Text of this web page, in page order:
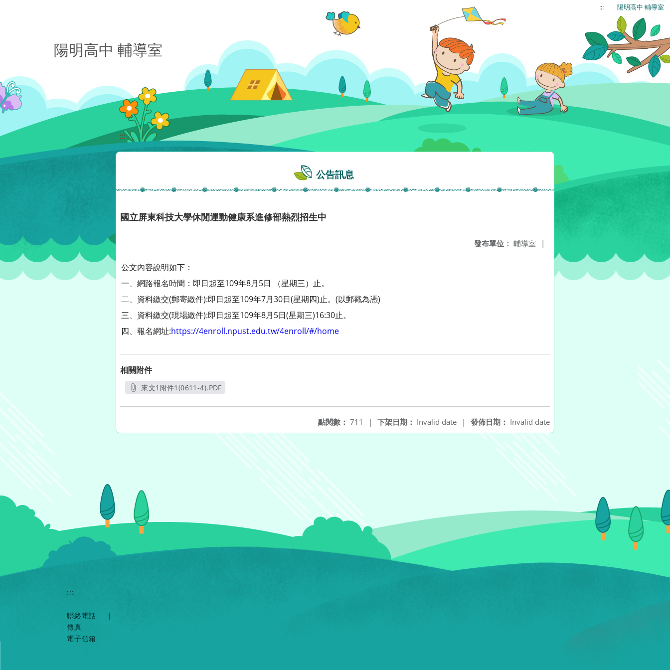
::: 陽明高中 輔導室
陽明高中 輔導室
:::
公告訊息
國立屏東科技大學休閒運動健康系進修部熱烈招生中
發布單位： 輔導室 |
公文內容說明如下：
一、網路報名時間：即日起至109年8月5日 （星期三）止。
二、資料繳交(郵寄繳件):即日起至109年7月30日(星期四)止。(以郵戳為憑)
三、資料繳交(現場繳件):即日起至109年8月5日(星期三)16:30止。
四、報名網址:https://4enroll.npust.edu.tw/4enroll/#/home
相關附件
來文1附件1(0611-4).PDF
發佈日期： Invalid date
下架日期： Invalid date |
點閱數： 711 |
:::
聯絡電話
|
傳真
電子信箱